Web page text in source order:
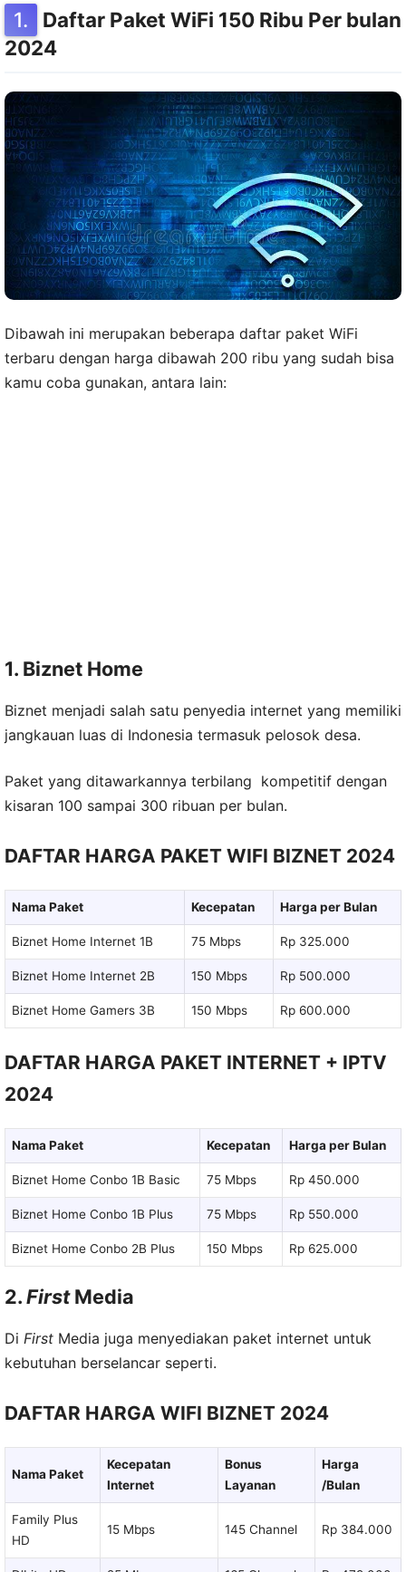
Daftar Paket WiFi 150 Ribu Per bulan
2024
Dibawah ini merupakan beberapa daftar paket WiFi
terbaru dengan harga dibawah 200 ribu yang sudah bisa
kamu coba gunakan, antara lain:
1. Biznet Home
Biznet menjadi salah satu penyedia internet yang memiliki
jangkauan luas di Indonesia termasuk pelosok desa.
Paket yang ditawarkannya terbilang kompetitif dengan
kisaran 100 sampai 300 ribuan per bulan.
DAFTAR HARGA PAKET WIFI BIZNET 2024
Nama Paket Kecepatan Harga per Bulan
Biznet Home Internet 1B 75 Mbps Rp 325.000
Biznet Home Internet 2B 150 Mbps Rp 500.000
Biznet Home Gamers 3B 150 Mbps Rp 600.000
DAFTAR HARGA PAKET INTERNET + IPTV
2024
Nama Paket Kecepatan Harga per Bulan
Biznet Home Conbo 1B Basic 75 Mbps Rp 450.000
Biznet Home Conbo 1B Plus 75 Mbps Rp 550.000
Biznet Home Conbo 2B Plus 150 Mbps Rp 625.000
2.FirstMedia
Di First Media juga menyediakan paket internet untuk
kebutuhan berselancar seperti.
DAFTAR HARGA WIFI BIZNET 2024
Nama Paket
Kecepatan
Internet
Bonus
Layanan
Harga
/Bulan
Family Plus
HD
15 Mbps 145 Channel Rp 384.000